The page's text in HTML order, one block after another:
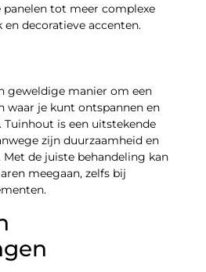
panelen tot meer complexe
decoratieve accenten.
geweldige manier om een
waar je kunt ontspannen en
is een uitstekende
zijn duurzaamheid en
de juiste behandeling kan
meegaan, zelfs bij